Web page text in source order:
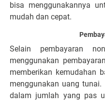
bisa menggunakannya
mudah dan cepat.
Selain pembayaran
menggunakan
memberikan kemudahan
menggunakan uang
dalam jumlah yang pas